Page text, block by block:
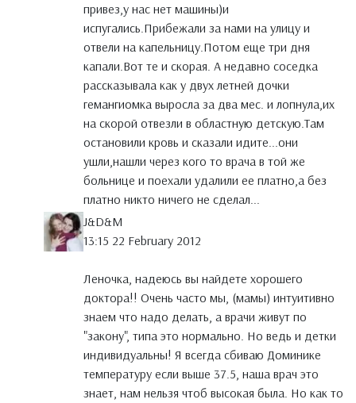
привез,у нас нет машины)и
испугались.Прибежали за нами на улицу и
отвели на капельницу.Потом еще три дня
капали.Вот те и скорая. А недавно соседка
рассказывала как у двух летней дочки
гемангиомка выросла за два мес. и лопнула,их
на скорой отвезли в областную детскую.Там
остановили кровь и сказали идите...они
ушли,нашли через кого то врача в той же
больнице и поехали удалили ее платно,а без
платно никто ничего не сделал...
J&D&M
13:15 22 February 2012
Леночка, надеюсь вы найдете хорошего
доктора!! Очень часто мы, (мамы) интуитивно
знаем что надо делать, а врачи живут по
"закону", типа это нормально. Но ведь и детки
индивидуальны! Я всегда сбиваю Доминике
температуру если выше 37.5, наша врач это
знает, нам нельзя чтоб высокая была. Но как то